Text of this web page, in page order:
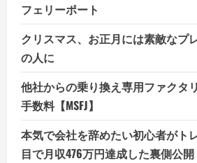
フェリーポート
クリスマス、お正月には素敵なプ
の人に
他社からの乗り換え専用ファクタ
手数料【MSFJ】
本気で会社を辞めたい初心者がト
目で月収476万円達成した裏側公開